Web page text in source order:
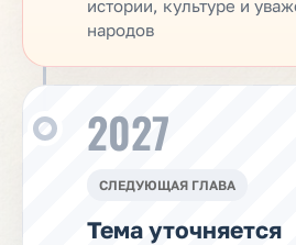
истории, культуре и
народов
2027
СЛЕДУЮЩАЯ ГЛАВА
Тема уточняется